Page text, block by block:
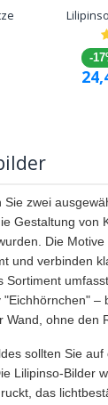
-
zwei
Gestaltung von
Die
und verbinden
Sortiment
–
ohne den
sollten Sie
Lilipinso-Bilder
das